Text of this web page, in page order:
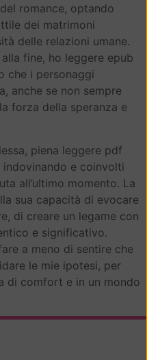
romance, optando
dei matrimoni
delle relazioni umane.
fine, ho leggere epub
che i personaggi
anche se non sempre
forza della speranza e
piena leggere pdf
e coinvolti
all’ultimo momento. La
sua capacità di evocare
di creare un legame con
e significativo.
a meno di sentire che
le mie ipotesi, per
di comfort e in un mondo